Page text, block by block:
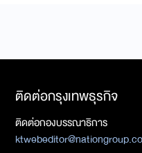
ติดต่อกรุงเทพธุรกิจ
ติดต่อกองบรรณาธิการ